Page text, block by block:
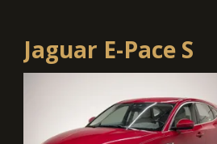
20-
Jaguar E-Pace S
AWD
LED/Navi/